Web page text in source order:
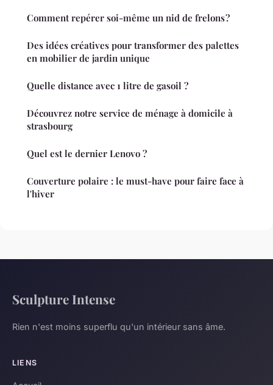
Comment repérer soi-même un nid de frelons ?
Des idées créatives pour transformer des palettes
en mobilier de jardin unique
Quelle distance avec 1 litre de gasoil ?
Découvrez notre service de ménage à domicile à
strasbourg
Quel est le dernier Lenovo ?
Couverture polaire : le must-have pour faire face à
l'hiver
Sculpture Intense
Rien n'est moins superflu qu'un intérieur sans âme.
LIENS